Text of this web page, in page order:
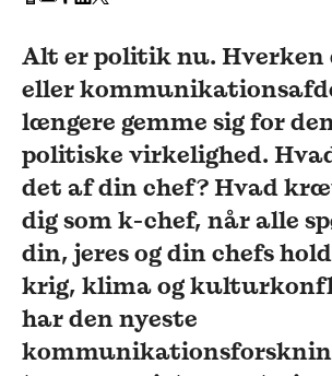
Alt er politik nu. Hverken
eller
længere gemme sig for
politiske virkelighed.
det af din chef? Hvad
dig som k-chef, når alle
din, jeres og din chefs
krig, klima og
har den nyeste